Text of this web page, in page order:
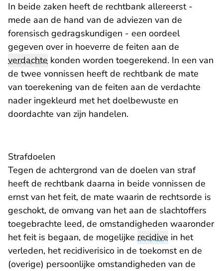
In beide zaken heeft de rechtbank allereerst -
mede aan de hand van de adviezen van de
forensisch gedragskundigen - een oordeel
gegeven over in hoeverre de feiten aan de
verdachte konden worden toegerekend. In een van
de twee vonnissen heeft de rechtbank de mate
van toerekening van de feiten aan de verdachte
nader ingekleurd met het doelbewuste en
doordachte van zijn handelen.
Strafdoelen
Tegen de achtergrond van de doelen van straf
heeft de rechtbank daarna in beide vonnissen de
ernst van het feit, de mate waarin de rechtsorde is
geschokt, de omvang van het aan de slachtoffers
toegebrachte leed, de omstandigheden waaronder
het feit is begaan, de mogelijke recidive in het
verleden, het recidiverisico in de toekomst en de
(overige) persoonlijke omstandigheden van de